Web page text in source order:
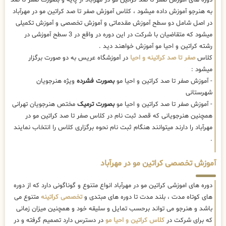
به هنرجو آموزش داده میشود ، کلاس آموزش صفر تا صد کراتین مو در مهرآباد
در اصل شامل دو سطح آموزش مقدماتی و آموزش تخصصی و آموزش تکمیلی
میشود که متقاضیان با شرکت در این دوره در واقع در 3 سطح آموزشی در
رشته کراتین و احیا مو آموزش خواهند دید .
کلاسصفر تا صد کراتینه و احیا در آموزشگاه عریس به دو صورت برگزار
میشود :
- آموزش صفر تا صد کراتین و احیا موبصورت فشرده ویژه هنرجویان
شهرستانی
- آموزش صفر تا صد کراتین و احیا موبصورت ترمیک مختص هنرجویان تهرانی
همچنین هنرجویانی که قصد ثبت نام در کلاس صفر تا صد کراتین مو در
مهرآباد را دارند میتوانند هنگام ثبت نام نحوه برگزاری کلاس را انتخاب نمایند
.
آموزش تخصصی کراتین مو در مهرآباد
دوره های اموزشی کراتین مو در مهرآباد انواع متنوع و گوناگونی دارد که از دوره
های کوتاه مدت ، بلند مدت تا دوره های مبتدی وتخصصی کراتینه متنوع می
باشد و هنرجو می تواند برحسب تمایل و سلیقه خود و همچنین میزان زمانی
که برای شرکت در کلاس کراتین و احیا مو در دسترس دارد تصمیم گرفته و در